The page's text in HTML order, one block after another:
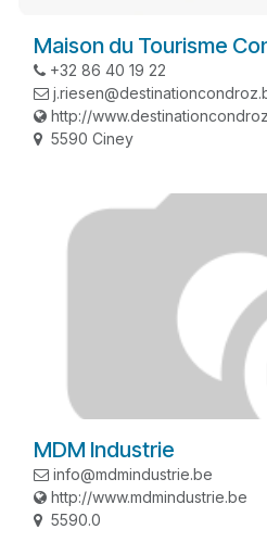
Maison du Tourisme
+32 86 40 19 22
http://
5590 Ciney
MDM Industrie
info@mdmindustrie.be
http://www.mdmindustrie.be
5590.0